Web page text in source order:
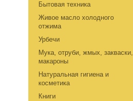
Бытовая техника
Живое масло холодного
отжима
Урбечи
Мука, отруби, жмых, закваски,
макароны
Натуральная гигиена и
косметика
Книги